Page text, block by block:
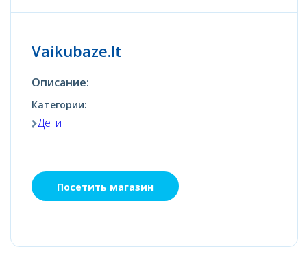
Vaikubaze.lt
Описание:
Категории:
Дети
Посетить магазин